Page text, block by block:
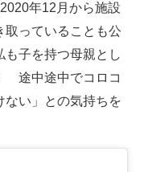
年12月から施設
取っていることも公
子を持つ母親とし
途中途中でコロコ
ない」との気持ちを